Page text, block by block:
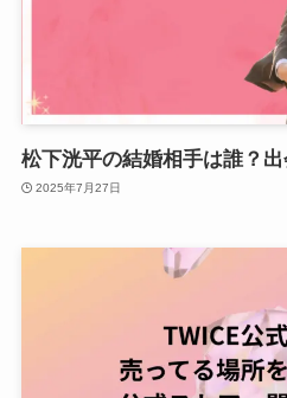
松下洸平の結婚相手は誰？
2025年7月27日